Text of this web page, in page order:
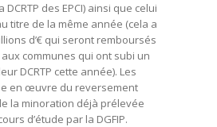
des EPCI) ainsi que celui
titre de la même année (cela a
d’€ qui seront remboursés
communes qui ont subi un
DCRTP cette année). Les
en œuvre du reversement
la minoration déjà prélevée
d’étude par la DGFIP.